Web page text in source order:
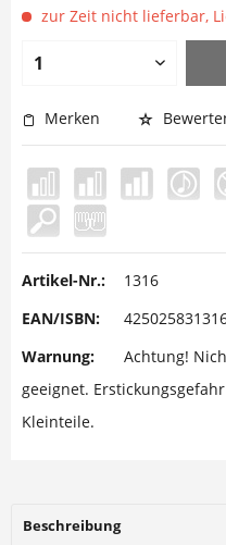
zur Zeit nicht lieferbar,
Merken
Artikel-Nr.:
1316
EAN/ISBN:
Warnung:
Achtung!
geeignet.
Kleinteile.
Beschreibung